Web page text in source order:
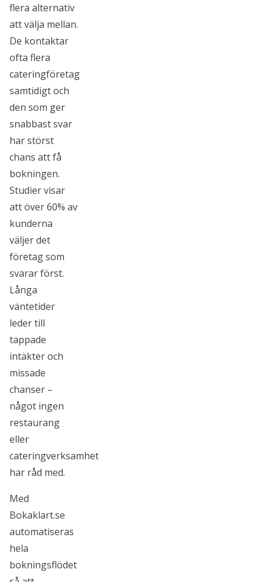
flera alternativ
att välja mellan.
De kontaktar
ofta flera
cateringföretag
samtidigt och
den som ger
snabbast svar
har störst
chans att få
bokningen.
Studier visar
att över 60% av
kunderna
väljer det
företag som
svarar först.
Långa
väntetider
leder till
tappade
intäkter och
missade
chanser –
något ingen
restaurang
eller
cateringverksamhet
har råd med.
Med
Bokaklart.se
automatiseras
hela
bokningsflödet